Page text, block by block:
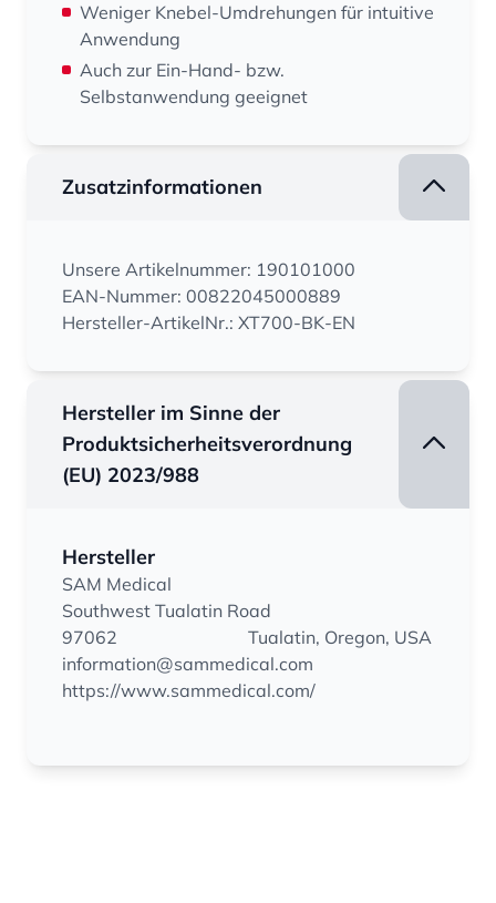
Weniger Knebel-Umdrehungen für intuitive
Anwendung
Auch zur Ein-Hand- bzw.
Selbstanwendung geeignet
Zusatzinformationen
Unsere Artikelnummer: 190101000
EAN-Nummer: 00822045000889
Hersteller-ArtikelNr.: XT700-BK-EN
Hersteller im Sinne der
Produktsicherheitsverordnung
(EU) 2023/988
Hersteller
SAM Medical
Southwest Tualatin Road
97062
Tualatin, Oregon, USA
information@sammedical.com
https://www.sammedical.com/